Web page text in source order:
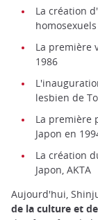
La création
La première
1986
lesbien de
La première
Japon en
La création
Japon, AKTA
Aujourd'hui,
de la culture et